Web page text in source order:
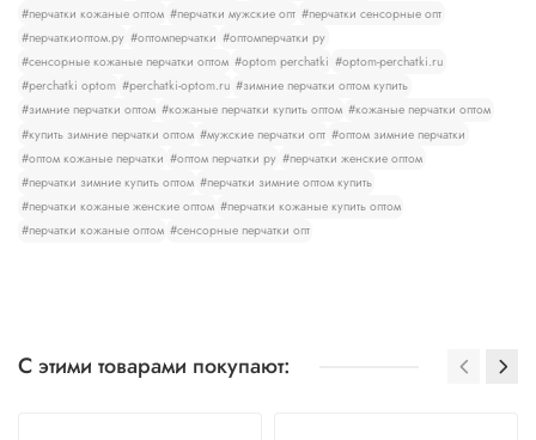
#перчатки кожаные оптом #перчатки мужские опт #перчатки сенсорные опт
#перчаткиоптом.ру #оптомперчатки #оптомперчатки ру
#сенсорные кожаные перчатки оптом #optom perchatki #optom-perchatki.ru
#perchatki optom #perchatki-optom.ru #зимние перчатки оптом купить
#зимние перчатки оптом #кожаные перчатки купить оптом #кожаные перчатки оптом
#купить зимние перчатки оптом #мужские перчатки опт #оптом зимние перчатки
#оптом кожаные перчатки #оптом перчатки ру #перчатки женские оптом
#перчатки зимние купить оптом #перчатки зимние оптом купить
#перчатки кожаные женские оптом #перчатки кожаные купить оптом
#перчатки кожаные оптом #сенсорные перчатки опт
С этими товарами покупают: